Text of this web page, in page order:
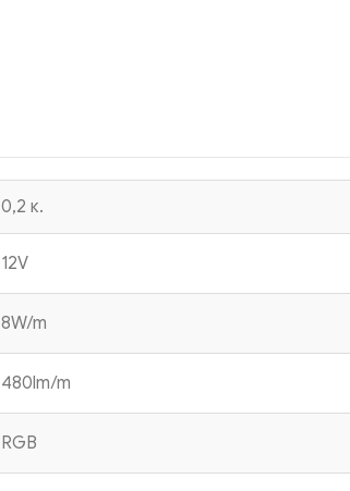
0,2 κ.
12V
8W/m
480lm/m
RGB